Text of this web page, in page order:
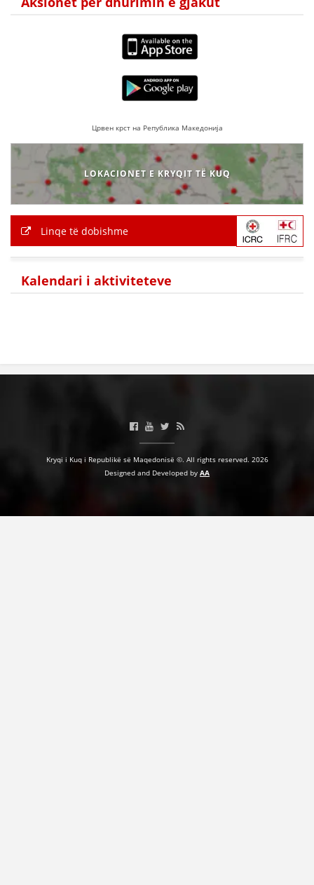
Црвен крст на Република Македонија
LOKACIONET E KRYQIT TË KUQ
Linqe të dobishme
Kalendari i aktiviteteve
Kryqi i Kuq i Republikë së Maqedonisë ©. All rights reserved. 2026
Designed and Developed by AA